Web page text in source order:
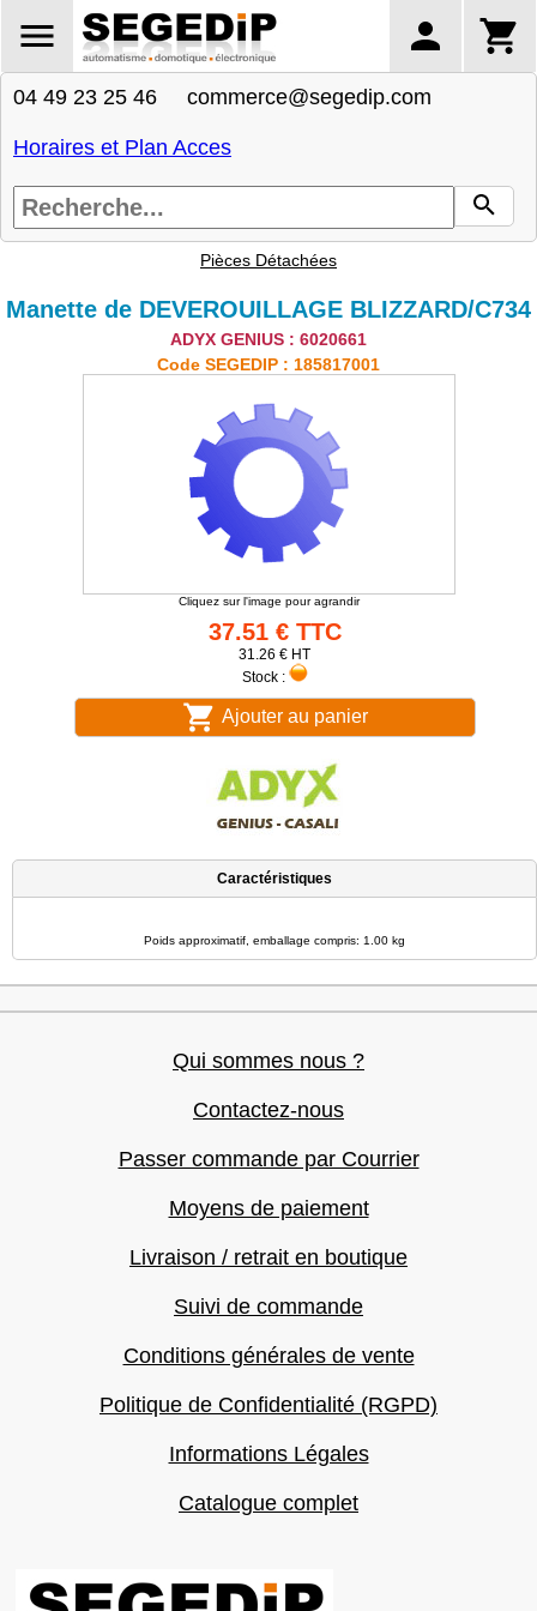
04 49 23 25 46 commerce@segedip.com
Horaires et Plan Acces
Pièces Détachées
Manette de DEVEROUILLAGE BLIZZARD/C734
ADYX GENIUS : 6020661
Code SEGEDIP : 185817001
Cliquez sur l'image pour agrandir
37.51 € TTC
31.26 € HT
Stock :
Ajouter au panier
Caractéristiques
Poids approximatif, emballage compris: 1.00 kg
Qui sommes nous ?
Contactez-nous
Passer commande par Courrier
Moyens de paiement
Livraison / retrait en boutique
Suivi de commande
Conditions générales de vente
Politique de Confidentialité (RGPD)
Informations Légales
Catalogue complet